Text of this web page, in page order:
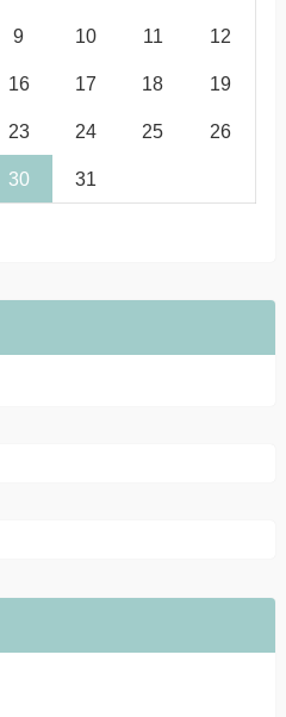
9 10 11 12
16 17 18 19
23 24 25 26
30 31